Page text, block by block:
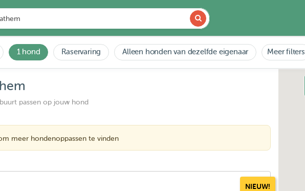
1 hond Raservaring Alleen honden van dezelfde eigenaar Meer filters
passen op jouw hond
meer hondenoppassen te vinden
NIEUW!